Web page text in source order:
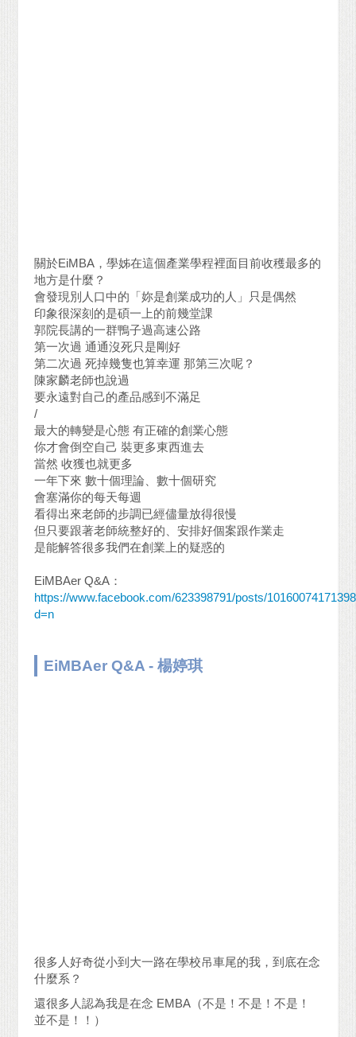
關於EiMBA，學姊在這個產業學程裡面目前收穫最多的
地方是什麼？
會發現別人口中的「妳是創業成功的人」只是偶然
印象很深刻的是碩一上的前幾堂課
郭院長講的一群鴨子過高速公路
第一次過 通通沒死只是剛好
第二次過 死掉幾隻也算幸運 那第三次呢？
陳家麟老師也說過
要永遠對自己的產品感到不滿足
/
最大的轉變是心態 有正確的創業心態
你才會倒空自己 裝更多東西進去
當然 收獲也就更多
一年下來 數十個理論、數十個研究
會塞滿你的每天每週
看得出來老師的步調已經儘量放得很慢
但只要跟著老師統整好的、安排好個案跟作業走
是能解答很多我們在創業上的疑惑的
EiMBAer Q&A：
https://www.facebook.com/623398791/posts/
d=n
EiMBAer Q&A - 楊婷琪
很多人好奇從小到大一路在學校吊車尾的我，到底在念
什麼系？
還很多人認為我是在念 EMBA（不是！不是！不是！
並不是！！）